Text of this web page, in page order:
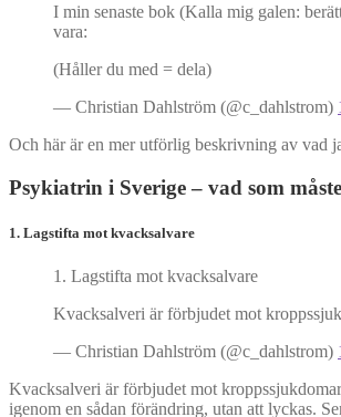
I min senaste bok (Kalla mig galen:
vara:
(Håller du med = dela)
— Christian Dahlström (@c_dahlstrom)
Och här är en mer utförlig beskrivning av vad
Psykiatrin i Sverige – vad som
1. Lagstifta mot kvacksalvare
1. Lagstifta mot kvacksalvare
Kvacksalveri är förbjudet mot
— Christian Dahlström (@c_dahlstrom)
Kvacksalveri är förbjudet mot
igenom en sådan förändring, utan att lyckas.